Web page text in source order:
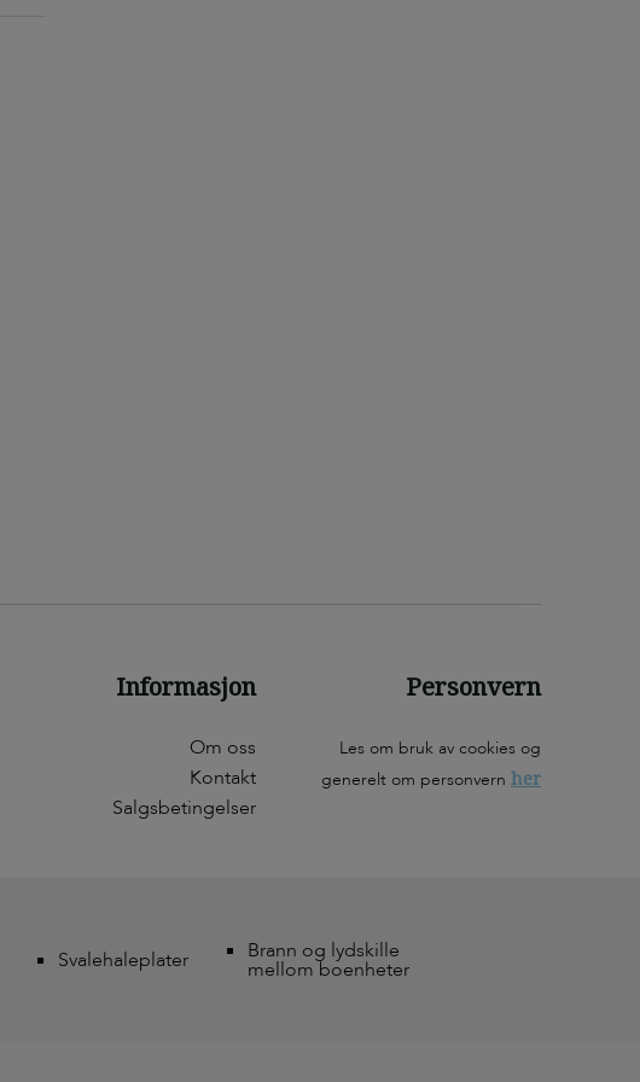
Informasjon
Om oss
Kontakt
Salgsbetingelser
Personvern
Les om bruk av cookies og
generelt om personvern her
Svalehaleplater Brann og lydskille
mellom boenheter